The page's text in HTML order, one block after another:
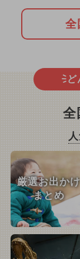
全
ど
全
厳選お出かけ
まとめ